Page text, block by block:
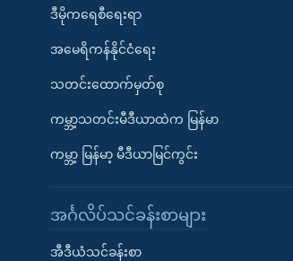
ဒီမိုကရေစီရေးရာ
အမေရိကန်နိုင်ငံရေး
သတင်းထောက်မှတ်စု
ကမ္ဘာ့သတင်းမီဒီယာထဲက မြန်မာ
ကမ္ဘာ့ မြန်မာ့ မီဒီယာမြင်ကွင်း
အင်္ဂလိပ်သင်ခန်းစာများ
အီဒီယံသင်ခန်းစာ